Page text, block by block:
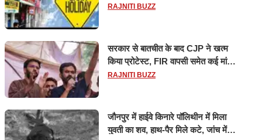
छुट्टियों की लिस्ट​​​​​​​
RAJNITI BUZZ
सरकार से बातचीत के बाद CJP ने खत्म
किया प्रोटेस्ट, FIR वापसी समेत कई मांगों
पर बनी सहमति
RAJNITI BUZZ
जौनपुर में हाईवे किनारे पॉलिथीन में मिला
युवती का शव, हाथ-पैर मिले कटे, जांच में